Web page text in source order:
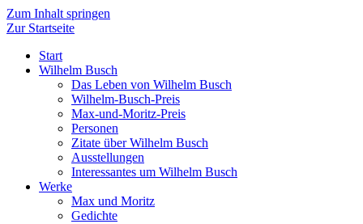
Zum Inhalt springen
Zur Startseite
Start
Wilhelm Busch
Das Leben von Wilhelm Busch
Wilhelm-Busch-Preis
Max-und-Moritz-Preis
Personen
Zitate über Wilhelm Busch
Ausstellungen
Interessantes um Wilhelm Busch
Werke
Max und Moritz
Gedichte